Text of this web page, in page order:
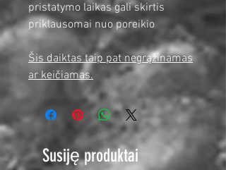
pristatymo laikas gali skirtis
priklausomai nuo poreikio
Šis daiktas taip pat negrąžinamas
ar keičiamas.
Susiję produktai